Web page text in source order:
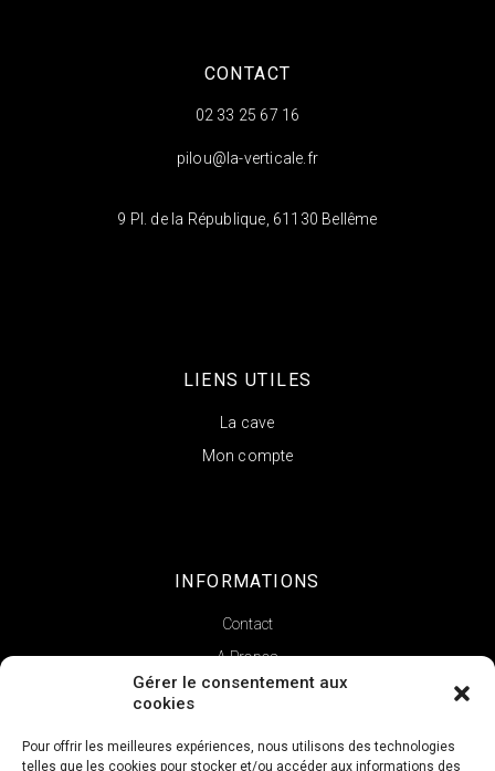
Gérer le consentement aux
cookies
Pour offrir les meilleures expériences, nous utilisons des technologies
telles que les cookies pour stocker et/ou accéder aux informations des
CONTACT
02 33 25 67 16
pilou@la-verticale.fr
9 Pl. de la République, 61130 Bellême
LIENS UTILES
La cave
Mon compte
INFORMATIONS
Contact
A Propos